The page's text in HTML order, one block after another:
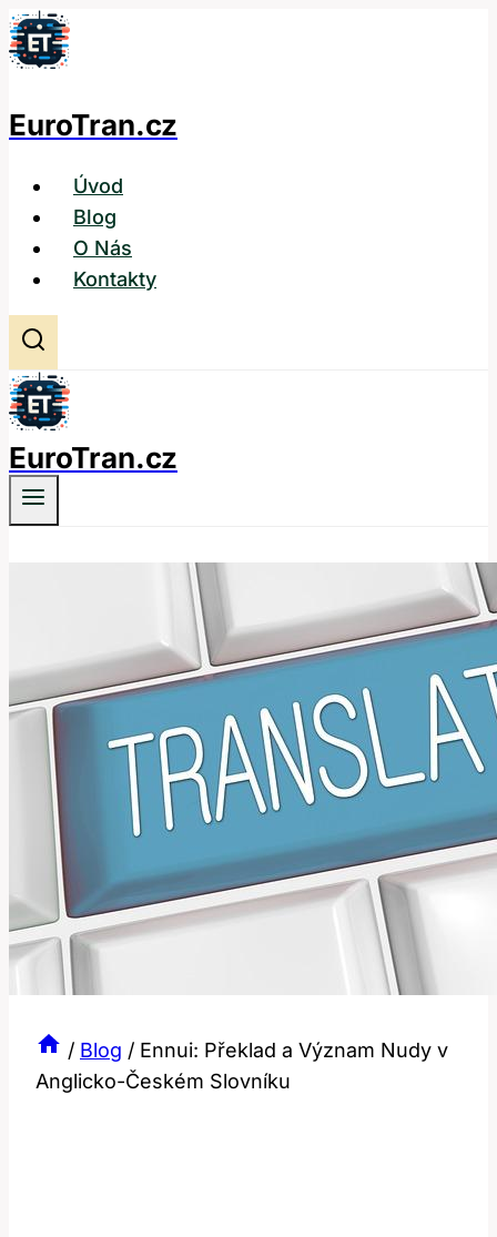
Přeskočit
na
EuroTran.cz
Úvod
Blog
O Nás
Kontakty
EuroTran.cz
/ Blog / Ennui: Překlad a Význam Nudy v
Anglicko-Českém Slovníku